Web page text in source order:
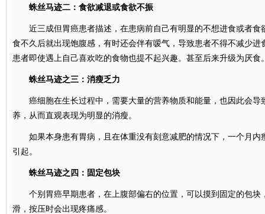
蛛丝马迹二：食欲减退或食欲不振
近三成但胃癌患者描述，在患病前自己有明显的不想进食或者食
食不久后就出现饱腹感，有时还会伴有嗳气，导致患者不得不减少进
患者即使遇上自己喜欢吃的食物也提不起兴趣。甚至后来升级为厌食
蛛丝马迹之三：消瘦乏力
癌细胞在生长过程中，需要大量的营养物质和能量，也因此会导
养，从而直观表现为明显的消瘦。
如果本身患有胃病，且在体重没有刻意减肥的情况下，一个月内
引起。
蛛丝马迹之四：固定包块
个别胃癌早期患者，在上腹部偏右的位置，可以摸到固定的包块
滑，按压时会出现疼痛感。